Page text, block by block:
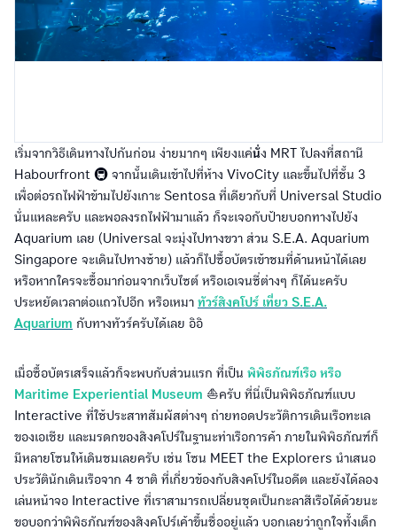
เริ่มจากวิธีเดินทางไปกันก่อน ง่ายมากๆ เพียงแค่นั่ง MRT ไปลงที่สถานี
Habourfront 🚇 จากนั้นเดินเข้าไปที่ห้าง VivoCity และขึ้นไปที่ชั้น 3
เพื่อต่อรถไฟฟ้าข้ามไปยังเกาะ Sentosa ที่เดียวกับที่ Universal Studio
นั่นแหละครับ และพอลงรถไฟฟ้ามาแล้ว ก็จะเจอกับป้ายบอกทางไปยัง
Aquarium เลย (Universal จะมุ่งไปทางขวา ส่วน S.E.A. Aquarium
Singapore จะเดินไปทางซ้าย) แล้วก็ไปซื้อบัตรเข้าชมที่ด้านหน้าได้เลย
หรือหากใครจะซื้อมาก่อนจากเว็บไซต์ หรือเอเจนซี่ต่างๆ ก็ได้นะครับ
ประหยัดเวลาต่อแถวไปอีก หรือเหมา ทัวร์สิงคโปร์ เที่ยว S.E.A.
Aquarium กับทางทัวร์ครับได้เลย อิอิ
เมื่อซื้อบัตรเสร็จแล้วก็จะพบกับส่วนแรก ที่เป็น พิพิธภัณฑ์เรือ หรือ
Maritime Experiential Museum ⛵️ครับ ที่นี่เป็นพิพิธภัณฑ์แบบ
Interactive ที่ใช้ประสาทสัมผัสต่างๆ ถ่ายทอดประวัติการเดินเรือทะเล
ของเอเชีย และมรดกของสิงคโปร์ในฐานะท่าเรือการค้า ภายในพิพิธภัณฑ์ก็
มีหลายโซนให้เดินชมเลยครับ เช่น โซน MEET the Explorers นำเสนอ
ประวัตินักเดินเรือจาก 4 ชาติ ที่เกี่ยวข้องกับสิงคโปร์ในอดีต และยังได้ลอง
เล่นหน้าจอ Interactive ที่เราสามารถเปลี่ยนชุดเป็นกะลาสีเรือได้ด้วยนะ
ขอบอกว่าพิพิธภัณฑ์ของสิงคโปร์เค้าขึ้นชื่ออยู่แล้ว บอกเลยว่าถูกใจทั้งเด็ก